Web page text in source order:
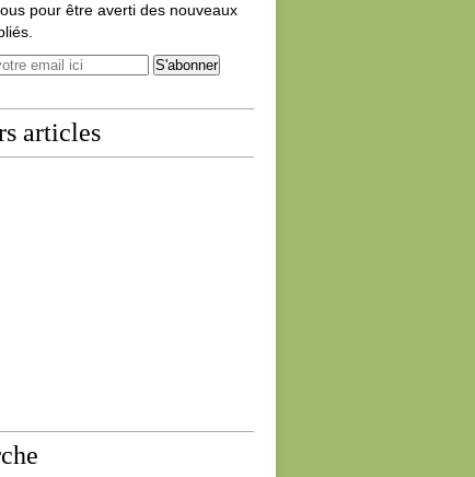
pour être averti des nouveaux
articles